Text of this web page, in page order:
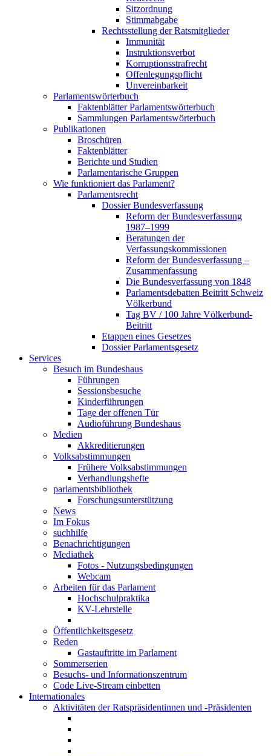
Sitzordnung
Stimmabgabe
Rechtsstellung der Ratsmitglieder
Immunität
Instruktionsverbot
Korruptionsstrafrecht
Offenlegungspflicht
Unvereinbarkeit
Parlamentswörterbuch
Faktenblätter Parlamentswörterbuch
Sammlungen Parlamentswörterbuch
Publikationen
Broschüren
Faktenblätter
Berichte und Studien
Parlamentarische Gruppen
Wie funktioniert das Parlament?
Parlamentsrecht
Dossier Bundesverfassung
Reform der Bundesverfassung
1987–1999
Beratungen der
Verfassungskommissionen
Reform der Bundesverfassung –
Zusammenfassung
Die Bundesverfassung von 1848
Parlamentsdebatten Beitritt Schweiz
Völkerbund
Tag BV / 100 Jahre Völkerbund-
Beitritt
Etappen eines Gesetzes
Dossier Parlamentsgesetz
Services
Besuch im Bundeshaus
Führungen
Sessionsbesuche
Kinderführungen
Tage der offenen Tür
Audioführung Bundeshaus
Medien
Akkreditierungen
Volksabstimmungen
Frühere Volksabstimmungen
Verhandlungshefte
parlamentsbibliothek
Forschungsunterstützung
News
Im Fokus
suchhilfe
Benachrichtigungen
Mediathek
Fotos - Nutzungsbedingungen
Webcam
Arbeiten für das Parlament
Hochschulpraktika
KV-Lehrstelle
Öffentlichkeitsgesetz
Reden
Gastauftritte im Parlament
Sommerserien
Besuchs- und Informationszentrum
Code Live-Stream einbetten
Internationales
Aktivitäten der Ratspräsidentinnen und -Präsidenten